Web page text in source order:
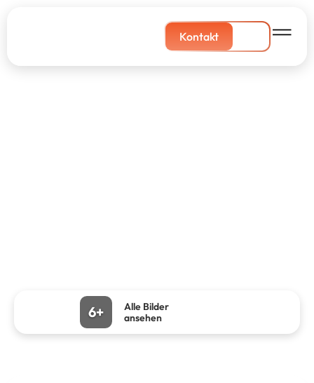
Kontakt
6+
Alle Bilder
ansehen